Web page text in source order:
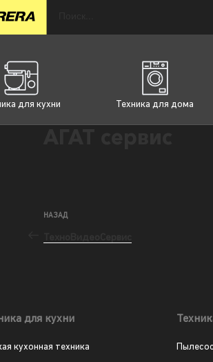
для кухни Техника для дома
НАЗАД
для кухни
кухонная техника